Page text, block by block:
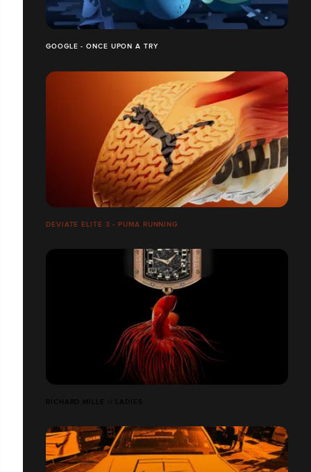
GOOGLE - ONCE UPON A TRY
DEVIATE ELITE 3 - PUMA RUNNING
RICHARD MILLE // LADIES